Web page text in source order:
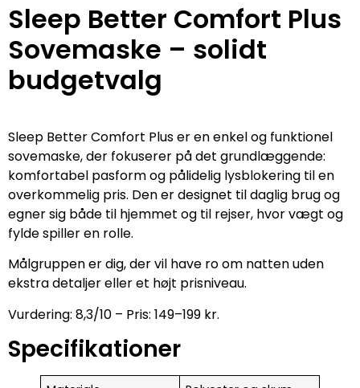
Sleep Better Comfort Plus
Sovemaske – solidt
budgetvalg
Sleep Better Comfort Plus er en enkel og funktionel
sovemaske, der fokuserer på det grundlæggende:
komfortabel pasform og pålidelig lysblokering til en
overkommelig pris. Den er designet til daglig brug og
egner sig både til hjemmet og til rejser, hvor vægt og
fylde spiller en rolle.
Målgruppen er dig, der vil have ro om natten uden
ekstra detaljer eller et højt prisniveau.
Vurdering: 8,3/10 – Pris: 149–199 kr.
Specifikationer